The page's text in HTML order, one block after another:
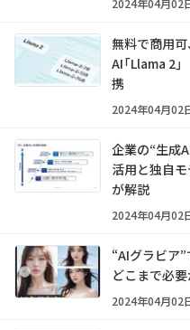
無料で商用可
AI「Llama 2
携
2024年04月02
企業の“生成
活用と独自モ
が解説
2024年04月02
“AIグラビア
どこまで必
2024年04月02